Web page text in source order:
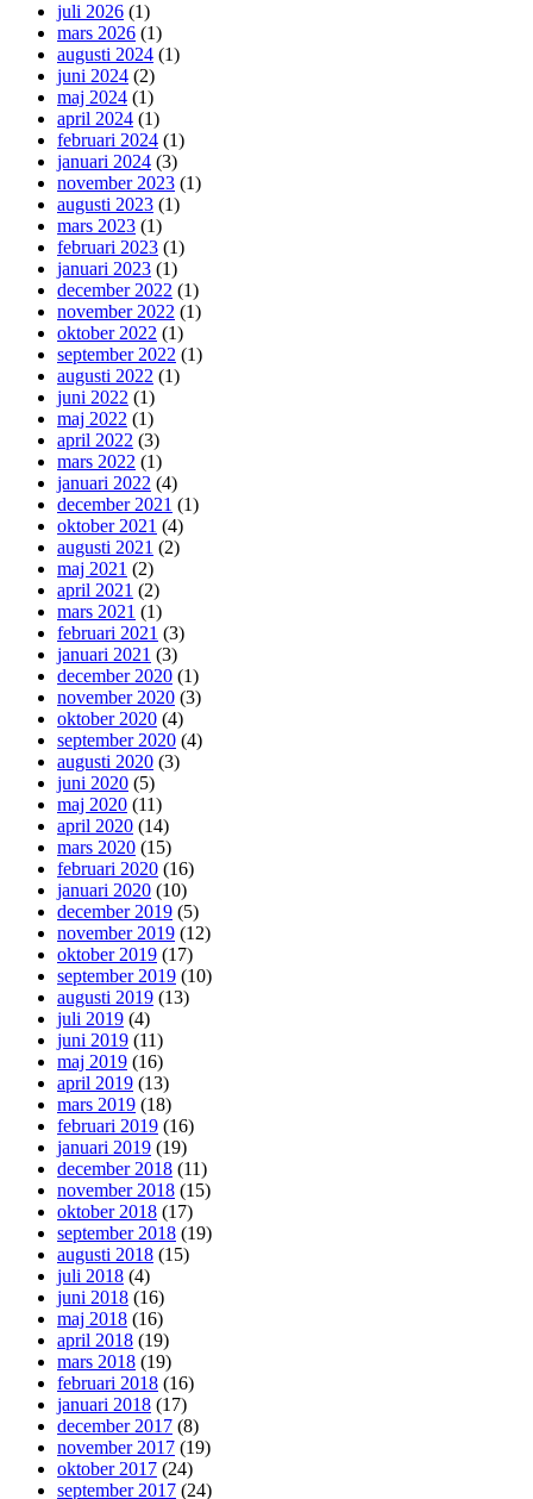
juli 2026 (1)
mars 2026 (1)
augusti 2024 (1)
juni 2024 (2)
maj 2024 (1)
april 2024 (1)
februari 2024 (1)
januari 2024 (3)
november 2023 (1)
augusti 2023 (1)
mars 2023 (1)
februari 2023 (1)
januari 2023 (1)
december 2022 (1)
november 2022 (1)
oktober 2022 (1)
september 2022 (1)
augusti 2022 (1)
juni 2022 (1)
maj 2022 (1)
april 2022 (3)
mars 2022 (1)
januari 2022 (4)
december 2021 (1)
oktober 2021 (4)
augusti 2021 (2)
maj 2021 (2)
april 2021 (2)
mars 2021 (1)
februari 2021 (3)
januari 2021 (3)
december 2020 (1)
november 2020 (3)
oktober 2020 (4)
september 2020 (4)
augusti 2020 (3)
juni 2020 (5)
maj 2020 (11)
april 2020 (14)
mars 2020 (15)
februari 2020 (16)
januari 2020 (10)
december 2019 (5)
november 2019 (12)
oktober 2019 (17)
september 2019 (10)
augusti 2019 (13)
juli 2019 (4)
juni 2019 (11)
maj 2019 (16)
april 2019 (13)
mars 2019 (18)
februari 2019 (16)
januari 2019 (19)
december 2018 (11)
november 2018 (15)
oktober 2018 (17)
september 2018 (19)
augusti 2018 (15)
juli 2018 (4)
juni 2018 (16)
maj 2018 (16)
april 2018 (19)
mars 2018 (19)
februari 2018 (16)
januari 2018 (17)
december 2017 (8)
november 2017 (19)
oktober 2017 (24)
september 2017 (24)